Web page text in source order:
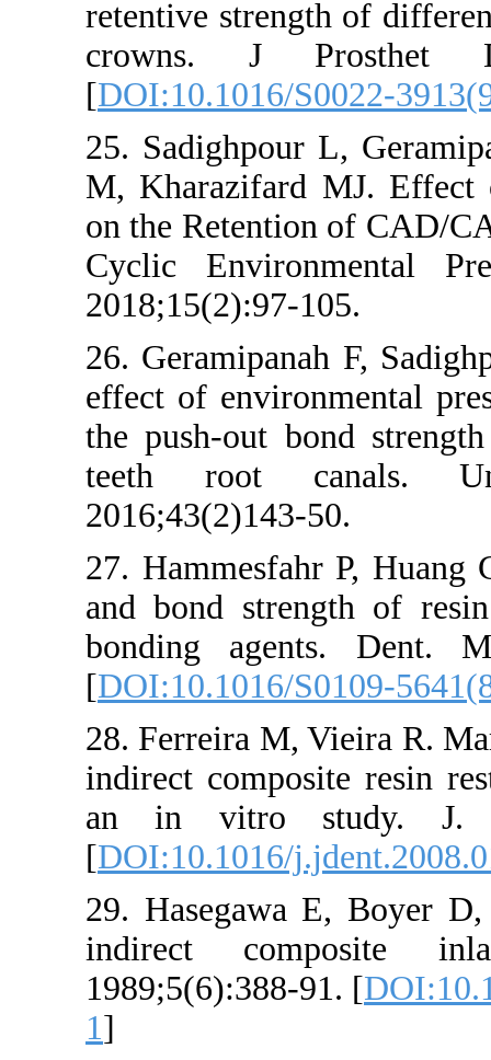
retentive
crowns. J
[DOI:10.1016/
25.
M,
on the
Cyclic
2018;15(2):97-
26.
effect of
the push-out
teeth root
27.
and bond
bonding
[DOI:10.1016/
28. Ferreira
indirect
an in vitro
[DOI:10.1016/
29.
indirect